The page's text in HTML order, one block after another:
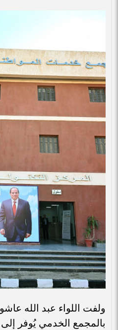
ولفت اللواء عبد الله
بالمجمع الخدمي يُوفر